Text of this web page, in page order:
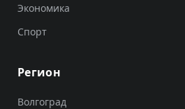
Экономика
Спорт
Регион
Волгоград